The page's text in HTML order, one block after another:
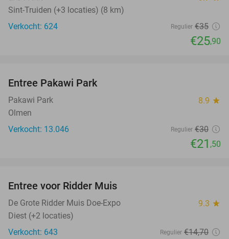
Sint-Truiden (+3 locaties) (8 km)
Verkocht: 624
Regulier €35
€25,90
Entree Pakawi Park
Pakawi Park 8.9 star
Olmen
Verkocht: 13.046
Regulier €30
€21 ,50
Entree voor Ridder Muis
De Grote Ridder Muis Doe-Expo 9.3 star
Diest (+2 locaties)
Verkocht: 643
Regulier €14,70